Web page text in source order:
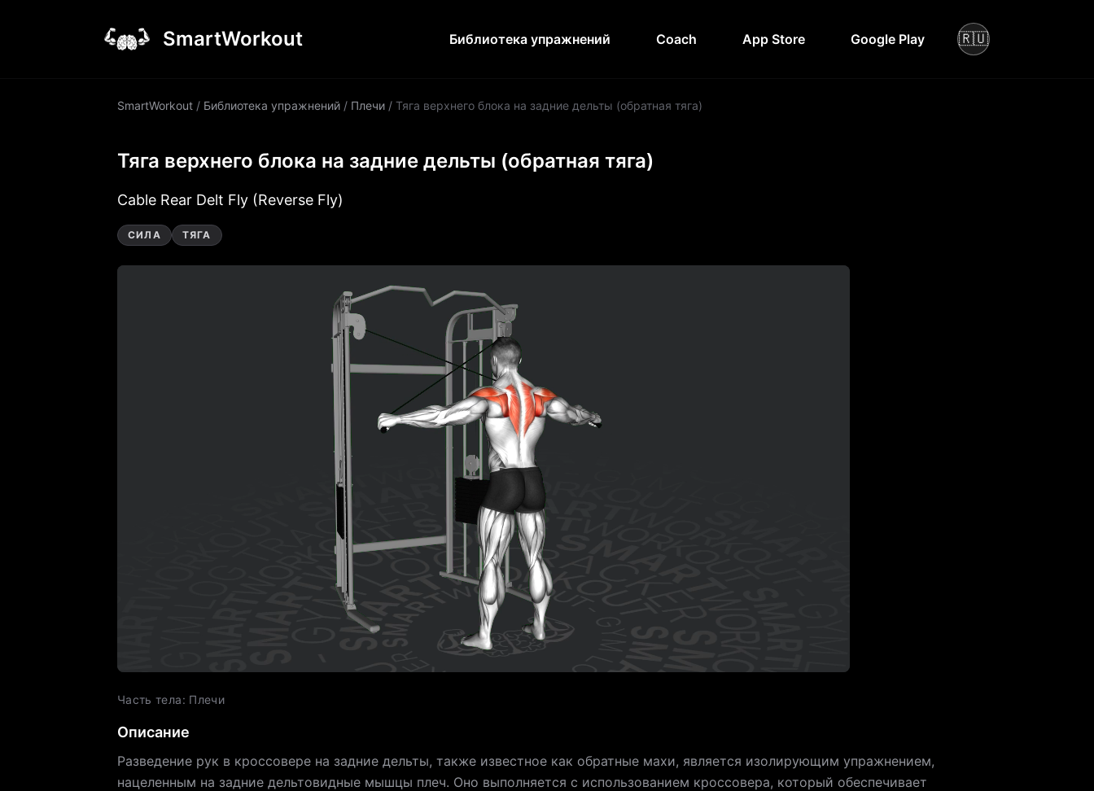
SmartWorkout Библиотека упражнений Coach App Store Google Play 🇷🇺
SmartWorkout / Библиотека упражнений / Плечи / Тяга верхнего блока на задние дельты (обратная тяга)
Тяга верхнего блока на задние дельты (обратная тяга)
Cable Rear Delt Fly (Reverse Fly)
СИЛА ТЯГА
Часть тела: Плечи
Описание
Разведение рук в кроссовере на задние дельты, также известное как обратные махи, является изолирующим упражнением,
нацеленным на задние дельтовидные мышцы плеч. Оно выполняется с использованием кроссовера, который обеспечивает